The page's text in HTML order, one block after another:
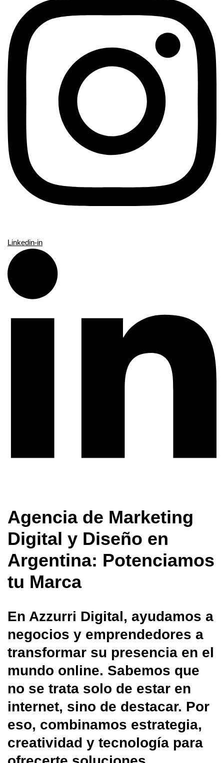
Linkedin-in
Agencia de Marketing
Digital y Diseño en
Argentina: Potenciamos
tu Marca
En Azzurri Digital, ayudamos a
negocios y emprendedores a
transformar su presencia en el
mundo online. Sabemos que
no se trata solo de estar en
internet, sino de destacar. Por
eso, combinamos estrategia,
creatividad y tecnología para